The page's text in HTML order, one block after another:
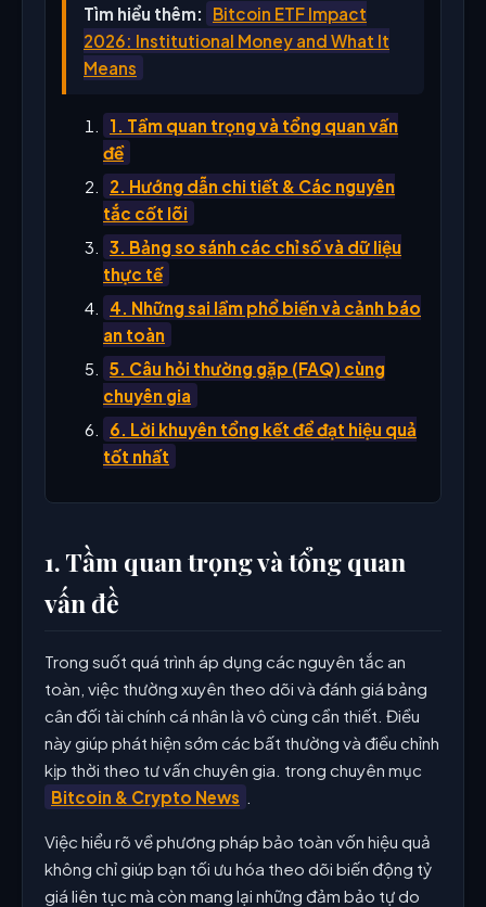
Tìm hiểu thêm:
Bitcoin ETF Impact
2026: Institutional Money and What It
Means
1. Tầm quan trọng và tổng quan vấn
đề
2. Hướng dẫn chi tiết & Các nguyên
tắc cốt lõi
3. Bảng so sánh các chỉ số và dữ liệu
thực tế
4. Những sai lầm phổ biến và cảnh báo
an toàn
5. Câu hỏi thường gặp (FAQ) cùng
chuyên gia
6. Lời khuyên tổng kết để đạt hiệu quả
tốt nhất
1. Tầm quan trọng và tổng quan
vấn đề
Trong suốt quá trình áp dụng các nguyên tắc an
toàn, việc thường xuyên theo dõi và đánh giá bảng
cân đối tài chính cá nhân là vô cùng cần thiết. Điều
này giúp phát hiện sớm các bất thường và điều chỉnh
kịp thời theo tư vấn chuyên gia. trong chuyên mục
Bitcoin & Crypto News
Việc hiểu rõ về phương pháp bảo toàn vốn hiệu quả
không chỉ giúp bạn tối ưu hóa theo dõi biến động tỷ
giá liên tục mà còn mang lại những đảm bảo tự do